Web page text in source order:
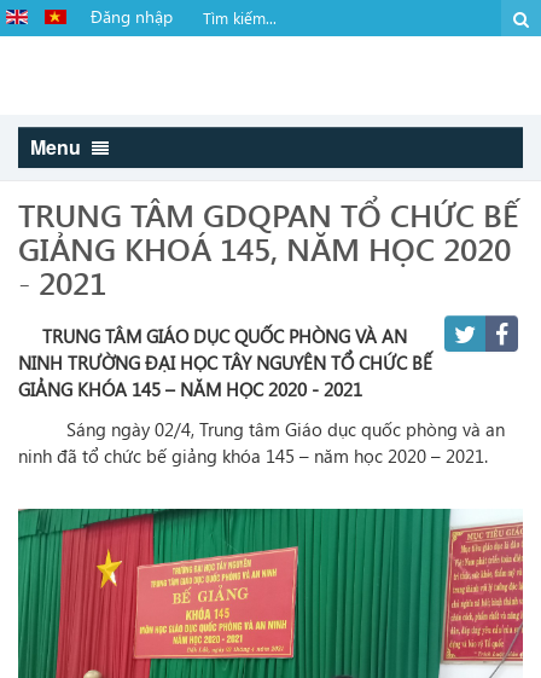
Đăng nhập
Menu
TRUNG TÂM GDQPAN TỔ CHỨC BẾ
GIẢNG KHOÁ 145, NĂM HỌC 2020
- 2021
TRUNG TÂM GIÁO DỤC QUỐC PHÒNG VÀ AN
NINH TRƯỜNG ĐẠI HỌC TÂY NGUYÊN TỔ CHỨC BẾ
GIẢNG KHÓA 145 – NĂM HỌC 2020 - 2021
Sáng ngày 02/4, Trung tâm Giáo dục quốc phòng và an
ninh đã tổ chức bế giảng khóa 145 – năm học 2020 – 2021.